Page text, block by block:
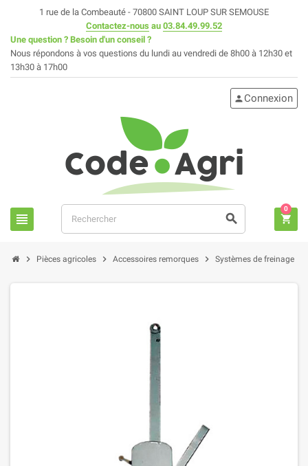
1 rue de la Combeauté - 70800 SAINT LOUP SUR SEMOUSE
Contactez-nous au 03.84.49.99.52
Une question ? Besoin d'un conseil ?
Nous répondons à vos questions du lundi au vendredi de 8h00 à 12h30 et
13h30 à 17h00
view_headline search
person Connexion
shopping_cart
0
chevron_right Pièces agricoles chevron_right Accessoires remorques chevron_right Systèmes de freinage